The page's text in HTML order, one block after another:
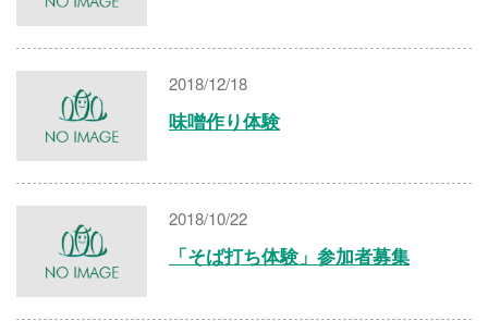
2018/12/18
味噌作り体験
2018/10/22
「そば打ち体験」参加者募集